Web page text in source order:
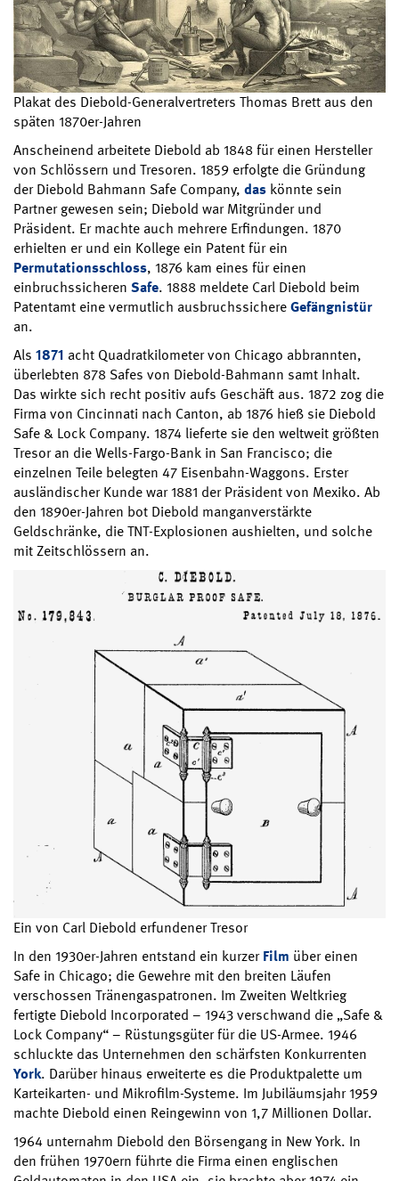
Plakat des Diebold-Generalvertreters Thomas Brett aus den
späten 1870er-Jahren
Anscheinend arbeitete Diebold ab 1848 für einen Hersteller
von Schlössern und Tresoren. 1859 erfolgte die Gründung
der Diebold Bahmann Safe Company, das könnte sein
Partner gewesen sein; Diebold war Mitgründer und
Präsident. Er machte auch mehrere Erfindungen. 1870
erhielten er und ein Kollege ein Patent für ein
Permutationsschloss, 1876 kam eines für einen
einbruchssicheren Safe. 1888 meldete Carl Diebold beim
Patentamt eine vermutlich ausbruchssichereGefängnistür
an.
Als 1871 acht Quadratkilometer von Chicago abbrannten,
überlebten 878 Safes von Diebold-Bahmann samt Inhalt.
Das wirkte sich recht positiv aufs Geschäft aus. 1872 zog die
Firma von Cincinnati nach Canton, ab 1876 hieß sie Diebold
Safe & Lock Company. 1874 lieferte sie den weltweit größten
Tresor an die Wells-Fargo-Bank in San Francisco; die
einzelnen Teile belegten 47 Eisenbahn-Waggons. Erster
ausländischer Kunde war 1881 der Präsident von Mexiko. Ab
den 1890er-Jahren bot Diebold manganverstärkte
Geldschränke, die TNT-Explosionen aushielten, und solche
mit Zeitschlössern an.
Ein von Carl Diebold erfundener Tresor
In den 1930er-Jahren entstand ein kurzerFilm über einen
Safe in Chicago; die Gewehre mit den breiten Läufen
verschossen Tränengaspatronen. Im Zweiten Weltkrieg
fertigte Diebold Incorporated – 1943 verschwand die „Safe &
Lock Company“ – Rüstungsgüter für die US-Armee. 1946
schluckte das Unternehmen den schärfsten Konkurrenten
York. Darüber hinaus erweiterte es die Produktpalette um
Karteikarten- und Mikrofilm-Systeme. Im Jubiläumsjahr 1959
machte Diebold einen Reingewinn von 1,7 Millionen Dollar.
1964 unternahm Diebold den Börsengang in New York. In
den frühen 1970ern führte die Firma einen englischen